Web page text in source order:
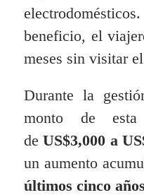
beneficio, el
meses sin visitar
Durante la
monto de
deUS$3,000 a
un aumento
últimos cinco años